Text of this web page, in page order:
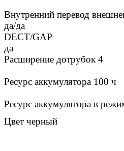
Внутренний перевод
да/да
DECT/GAP
да
Расширение дотрубок 4
Ресурс аккумулятора 100 ч
Ресурс аккумулятора в
Цвет черный